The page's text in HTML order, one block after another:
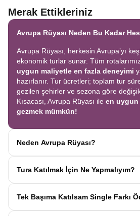
Merak Ettikleriniz
Avrupa Rüyası Neden Bu Kadar
Avrupa Rüyası, herkesin Avrupa’yı
ekonomik turlar sunar. Tüm
uygun maliyetle en fazla deneyimi
hazırlanır. Tur ücretleri; toplam tur
gezilen şehirler ve sezona göre
Kısacası, Avrupa Rüyası ile en uygun
gezmek mümkün!
Neden Avrupa Rüyası?
ülkeyikeşfedin! Ekstra tur ücreti yok,
ile Avrupa’yı en
Tura Katılmak İçin Ne Yapmalıyım?
seyahat sözleşmesinionaylayın.İlk
Tek Başıma Katılsam Single Farkı